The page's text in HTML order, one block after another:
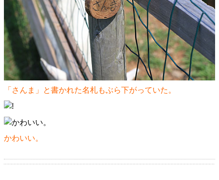
「さんま」と書かれた名札もぶら下がっていた。
かわいい。